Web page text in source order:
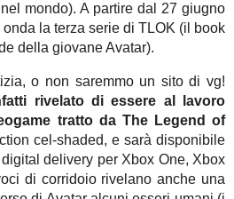
mondo). A partire dal 27 giugno
la terza serie di TLOK (il book
della giovane Avatar).
o non saremmo un sito di vg!
rivelato di essere al lavoro
tratto da The Legend of
cel-shaded, e sarà disponibile
delivery per Xbox One, Xbox
di corridoio rivelano anche una